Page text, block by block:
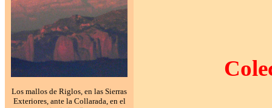
Los mallos de Riglos, en las Sierras
Exteriores, ante la Collarada, en el